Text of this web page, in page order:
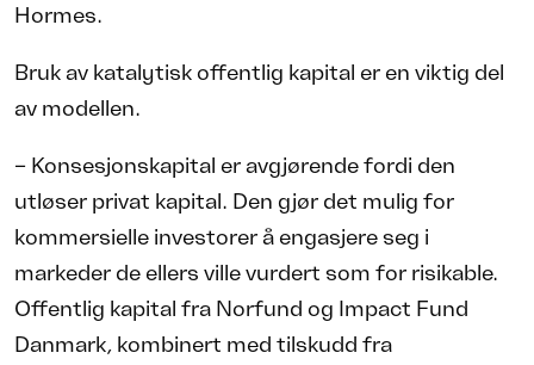
Hormes.
Bruk av katalytisk offentlig kapital er en viktig del
av modellen.
– Konsesjonskapital er avgjørende fordi den
utløser privat kapital. Den gjør det mulig for
kommersielle investorer å engasjere seg i
markeder de ellers ville vurdert som for risikable.
Offentlig kapital fra Norfund og Impact Fund
Danmark, kombinert med tilskudd fra